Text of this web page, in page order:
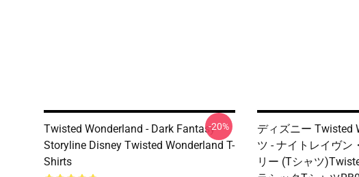
Twisted Wonderland - Dark Fantasy
Storyline Disney Twisted Wonderland T-
Shirts
-20%
ディズニー Twisted
ツ - ナイトレイヴン
リー (Tシャツ